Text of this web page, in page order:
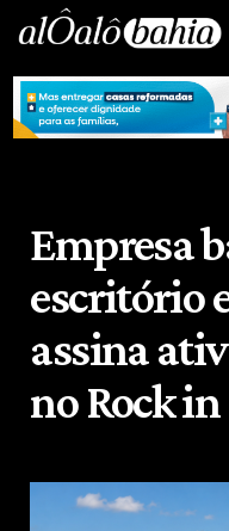
Empresa
escritório
assina
no Rock